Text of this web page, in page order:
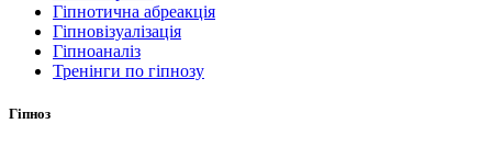
Гіпнотична абреакція
Гіпновізуалізація
Гіпноаналіз
Тренінги по гіпнозу
Гіпноз